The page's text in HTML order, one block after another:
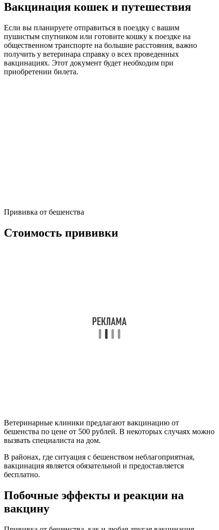
Вакцинация кошек и путешествия
Если вы планируете отправиться в поездку с вашим
пушистым спутником или готовите кошку к поездке на
общественном транспорте на большие расстояния, важно
получить у ветеринара справку о всех проведенных
вакцинациях. Этот документ будет необходим при
приобретении билета.
Прививка от бешенства
Стоимость прививки
Ветеринарные клиники предлагают вакцинацию от
бешенства по цене от 500 рублей. В некоторых случаях можно
вызвать специалиста на дом.
В районах, где ситуация с бешенством неблагоприятная,
вакцинация является обязательной и предоставляется
бесплатно.
Побочные эффекты и реакции на
вакцину